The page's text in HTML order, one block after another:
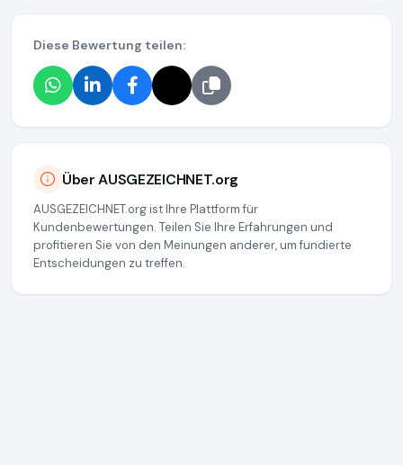
Diese Bewertung teilen:
Über AUSGEZEICHNET.org
AUSGEZEICHNET.org ist Ihre Plattform für
Kundenbewertungen. Teilen Sie Ihre Erfahrungen und
profitieren Sie von den Meinungen anderer, um fundierte
Entscheidungen zu treffen.